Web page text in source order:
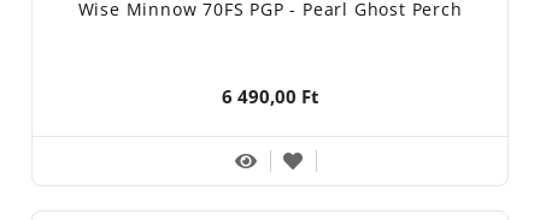
Wise Minnow 70FS PGP - Pearl Ghost Perch
6 490,00 Ft